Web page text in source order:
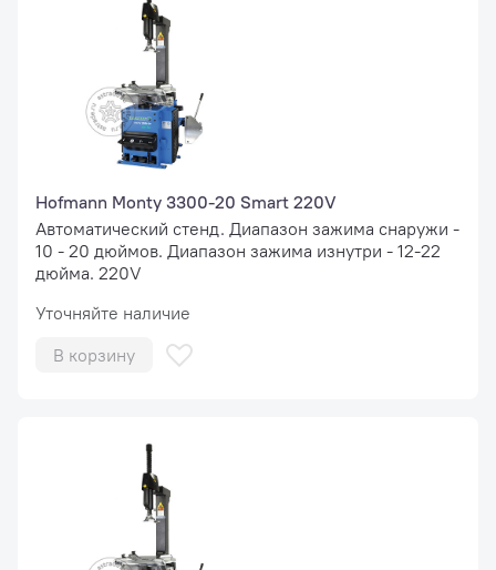
Hofmann Monty 3300-20 Smart 220V
Автоматический стенд. Диапазон зажима снаружи -
10 - 20 дюймов. Диапазон зажима изнутри - 12-22
дюйма. 220V
Уточняйте наличие
В корзину